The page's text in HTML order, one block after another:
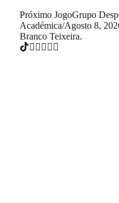
Próximo JogoGrupo
Académica/Agosto 8,
Branco Teixeira.